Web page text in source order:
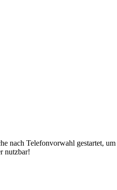
nach Telefonvorwahl gestartet,
nutzbar!